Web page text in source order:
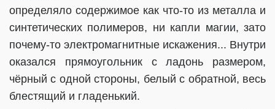
определяло содержимое как что-то из металла и
синтетических полимеров, ни капли магии, зато
почему-то электромагнитные искажения... Внутри
оказался прямоугольник с ладонь размером,
чёрный с одной стороны, белый с обратной, весь
блестящий и гладенький.